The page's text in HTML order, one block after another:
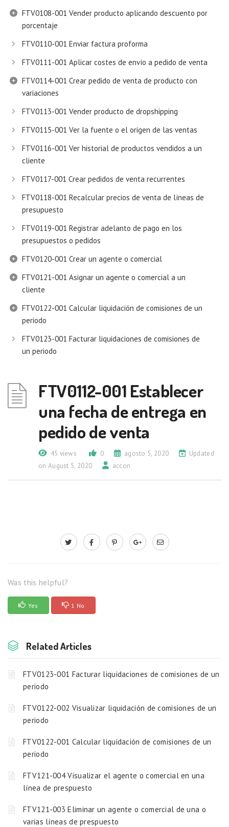
FTV0108-001 Vender producto aplicando descuento por
porcentaje
FTV0110-001 Enviar factura proforma
FTV0111-001 Aplicar costes de envío a pedido de venta
FTV0114-001 Crear pedido de venta de producto con
variaciones
FTV0113-001 Vender producto de dropshipping
FTV0115-001 Ver la fuente o el origen de las ventas
FTV0116-001 Ver historial de productos vendidos a un
cliente
FTV0117-001 Crear pedidos de venta recurrentes
FTV0118-001 Recalcular precios de venta de líneas de
presupuesto
FTV0119-001 Registrar adelanto de pago en los
presupuestos o pedidos
FTV0120-001 Crear un agente o comercial
FTV0121-001 Asignar un agente o comercial a un
cliente
FTV0122-001 Calcular liquidación de comisiones de un
periodo
FTV0123-001 Facturar liquidaciones de comisiones de
un periodo
FTV0112-001 Establecer
una fecha de entrega en
pedido de venta
45 views 0 agosto 5, 2020
Updated
on August 5, 2020
accon
Was this helpful?
Yes 1 No
Related Articles
FTV0123-001 Facturar liquidaciones de comisiones de un
periodo
FTV0122-002 Visualizar liquidación de comisiones de un
periodo
FTV0122-001 Calcular liquidación de comisiones de un
periodo
FTV121-004 Visualizar el agente o comercial en una
línea de prespuesto
FTV121-003 Eliminar un agente o comercial de una o
varias líneas de prespuesto